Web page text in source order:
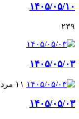
۱۴۰۵/۰۵/۱۰
۲۳۹
۱۴۰۵/۰۵/۰۳
۱۱ مرداد ۱۴۰۵
۱۴۰۵/۰۵/۰۳